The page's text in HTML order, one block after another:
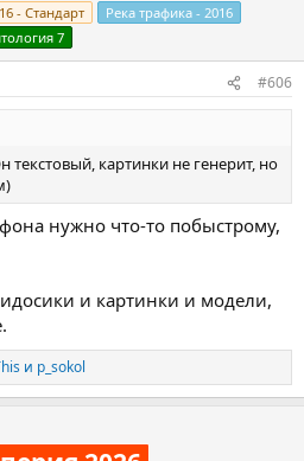
- Стандарт
Река трафика - 2016
7
#606
картинки не генерит, но
нужно что-то побыстрому,
и картинки и модели,
и p_sokol